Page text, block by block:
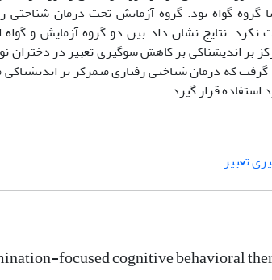
گواه بود. گروه آزمایش تحت درمان شناختی
دریافت نکرد. نتایج نشان داد بین دو گروه آزمایش و
بر اندیشناکی بر کاهش سوگیری تعبیر در دختران
که درمان شناختی رفتاری متمرکز بر اندیشناکی
قرار گیرد.
تعبیر
focused cognitive behavioral